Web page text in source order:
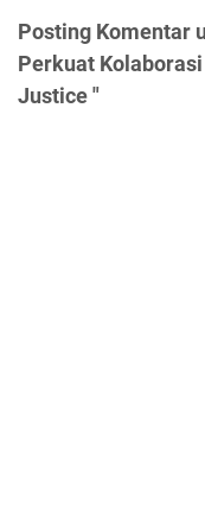
Posting Komentar
Perkuat
Justice "